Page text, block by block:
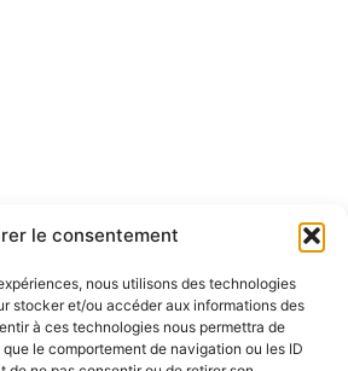
le consentement
nous utilisons des technologies
stocker et/ou accéder aux informations des
à ces technologies nous permettra de
le comportement de navigation ou les ID
2025
Calendrier Google
18h45 à 20h15 avec Sébastien.